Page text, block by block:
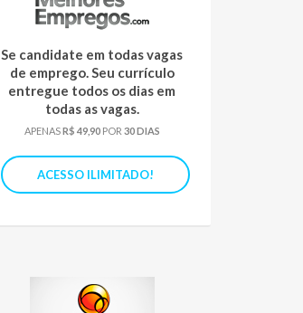
Se candidate em todas vagas
de emprego. Seu currículo
entregue todos os dias em
todas as vagas.
APENASR$ 49,90POR 30 DIAS
ACESSO ILIMITADO!